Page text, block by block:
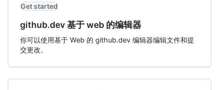
Get started
github.dev 基于 web 的编辑器
你可以使用基于 Web 的 github.dev 编辑器编辑文件和提
交更改。